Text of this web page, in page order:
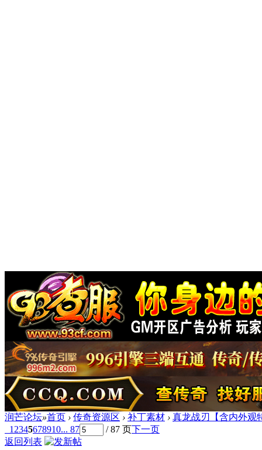
润芒论坛»首页 › 传奇资源区 › 补丁素材 › 真龙战刃【含内外观
1 2345678910... 87 / 87 页下一页
返回列表